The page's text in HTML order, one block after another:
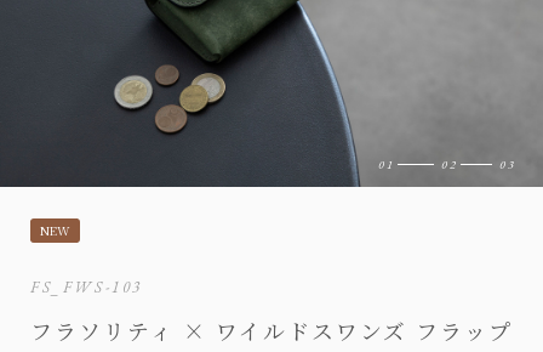
NEW
FS_FWS-103
フラソリティ × ワイルドスワンズ フラップ